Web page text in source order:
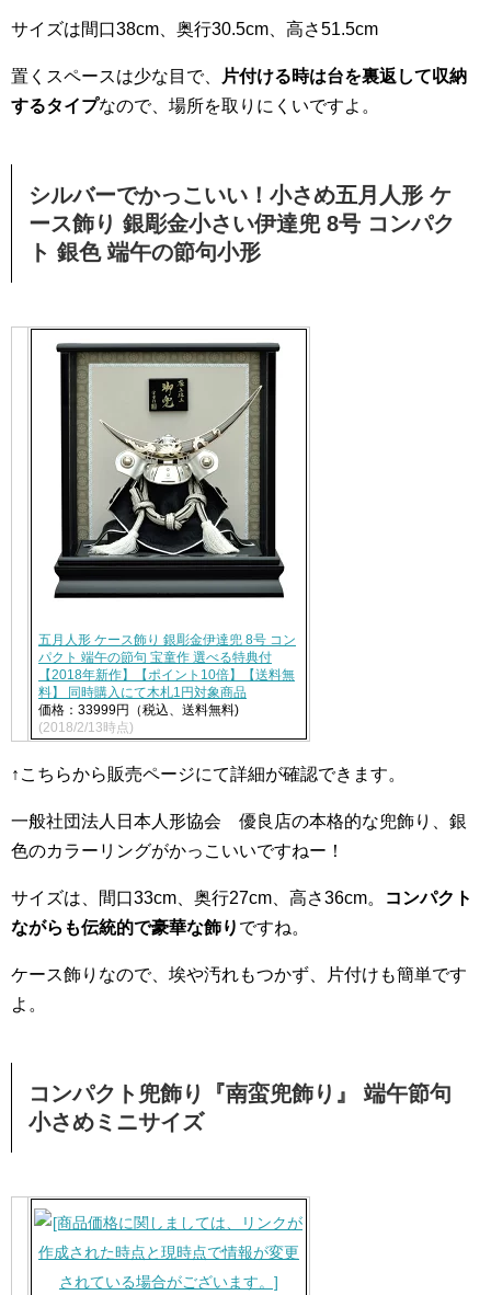
サイズは間口38cm、奥行30.5cm、高さ51.5cm
置くスペースは少な目で、
片付ける時は台を裏返して収納
するタイプなので、場所を取りにくいですよ。
シルバーでかっこいい！小さめ五月人形 ケ
ース飾り 銀彫金小さい伊達兜 8号 コンパク
ト 銀色 端午の節句小形
五月人形 ケース飾り 銀彫金伊達兜 8号 コン
パクト 端午の節句 宝童作 選べる特典付
【2018年新作】【ポイント10倍】【送料無
料】 同時購入にて木札1円対象商品
価格：33999円（税込、送料無料)
(2018/2/13時点)
↑こちらから販売ページにて詳細が確認できます。
一般社団法人日本人形協会 優良店の本格的な兜飾り、銀
色のカラーリングがかっこいいですねー！
サイズは、間口33cm、奥行27cm、高さ36cm。
コンパクト
ながらも伝統的で豪華な飾り ですね。
ケース飾りなので、埃や汚れもつかず、片付けも簡単です
よ。
コンパクト兜飾り『南蛮兜飾り』 端午節句
小さめミニサイズ